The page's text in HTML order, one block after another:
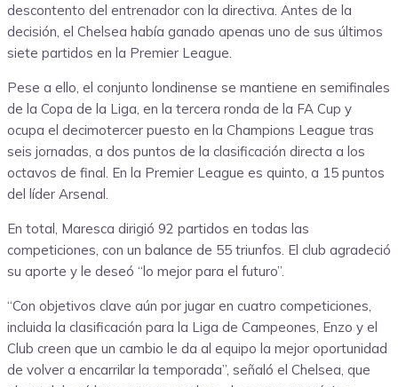
descontento del entrenador con la directiva. Antes de la
decisión, el Chelsea había ganado apenas uno de sus últimos
siete partidos en la Premier League.
Pese a ello, el conjunto londinense se mantiene en semifinales
de la Copa de la Liga, en la tercera ronda de la FA Cup y
ocupa el decimotercer puesto en la Champions League tras
seis jornadas, a dos puntos de la clasificación directa a los
octavos de final. En la Premier League es quinto, a 15 puntos
del líder Arsenal.
En total, Maresca dirigió 92 partidos en todas las
competiciones, con un balance de 55 triunfos. El club agradeció
su aporte y le deseó “lo mejor para el futuro”.
“Con objetivos clave aún por jugar en cuatro competiciones,
incluida la clasificación para la Liga de Campeones, Enzo y el
Club creen que un cambio le da al equipo la mejor oportunidad
de volver a encarrilar la temporada”, señaló el Chelsea, que